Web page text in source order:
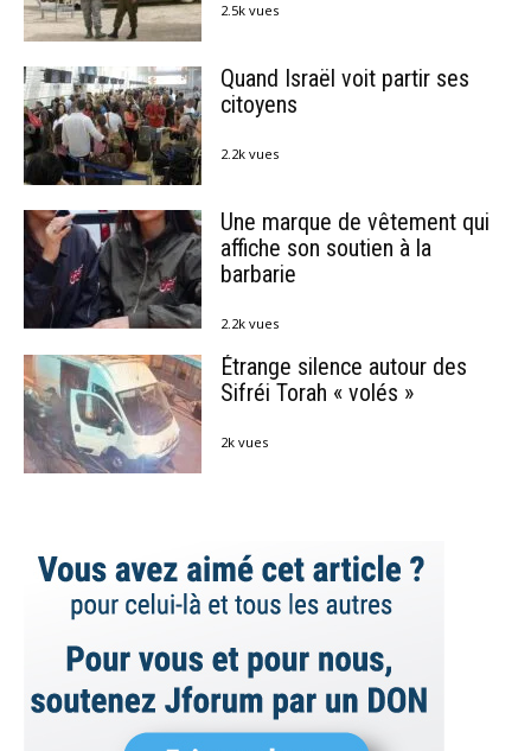
2.5k vues
Quand Israël voit partir ses
citoyens
2.2k vues
Une marque de vêtement qui
affiche son soutien à la
barbarie
2.2k vues
Étrange silence autour des
Sifréi Torah « volés »
2k vues